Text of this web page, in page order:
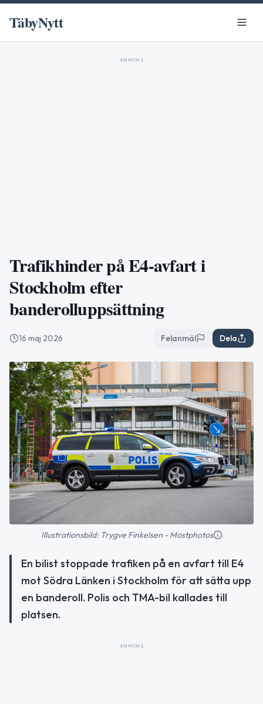
TäbyNytt
ANNONS
Trafikhinder på E4-avfart i
Stockholm efter
banderolluppsättning
16 maj 2026 Felanmäl Dela
Illustrationsbild: Trygve Finkelsen - Mostphotos
En bilist stoppade trafiken på en avfart till E4
mot Södra Länken i Stockholm för att sätta upp
en banderoll. Polis och TMA-bil kallades till
platsen.
ANNONS